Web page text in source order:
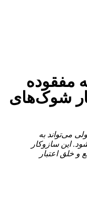
مفقوده
شوک‌های
می‌تواند به
این سازوکار
و خلق اعتبار